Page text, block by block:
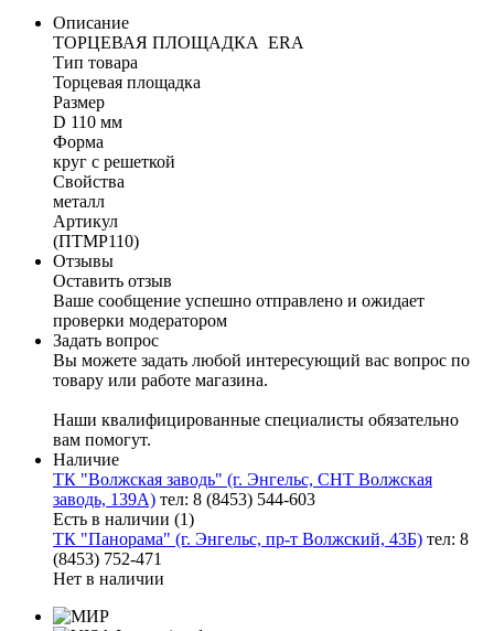
Описание
ТОРЦЕВАЯ ПЛОЩАДКА ERA
Тип товара
Торцевая площадка
Размер
D 110 мм
Форма
круг с решеткой
Свойства
металл
Артикул
(ПТМР110)
Отзывы
Оставить отзыв
Ваше сообщение успешно отправлено и ожидает
проверки модератором
Задать вопрос
Вы можете задать любой интересующий вас вопрос по
товару или работе магазина.
Наши квалифицированные специалисты обязательно
вам помогут.
Наличие
ТК "Волжская заводь" (г. Энгельс, СНТ Волжская
заводь, 139А) тел: 8 (8453) 544-603
Есть в наличии (1)
ТК "Панорама" (г. Энгельс, пр-т Волжский, 43Б) тел: 8
(8453) 752-471
Нет в наличии